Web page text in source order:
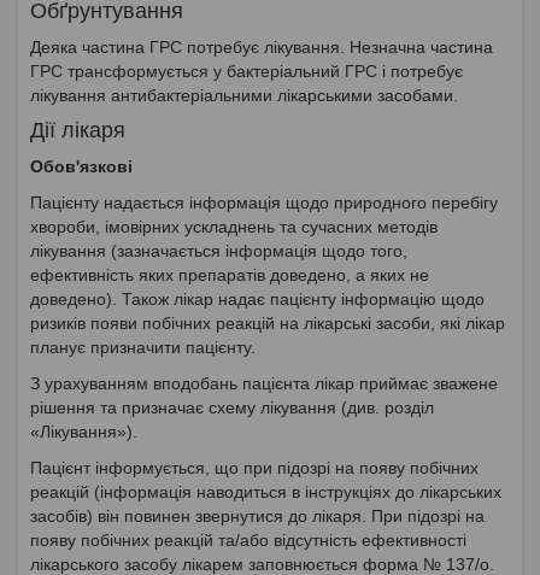
Обґрунтування
Деяка частина ГРС потребує лікування. Незначна частина
ГРС трансформується у бактеріальний ГРС і потребує
лікування антибактеріальними лікарськими засобами.
Дії лікаря
Обов'язкові
Пацієнту надається інформація щодо природного перебігу
хвороби, імовірних ускладнень та сучасних методів
лікування (зазначається інформація щодо того,
ефективність яких препаратів доведено, а яких не
доведено). Також лікар надає пацієнту інформацію щодо
ризиків появи побічних реакцій на лікарські засоби, які лікар
планує призначити пацієнту.
З урахуванням вподобань пацієнта лікар приймає зважене
рішення та призначає схему лікування (див. розділ
«Лікування»).
Пацієнт інформується, що при підозрі на появу побічних
реакцій (інформація наводиться в інструкціях до лікарських
засобів) він повинен звернутися до лікаря. При підозрі на
появу побічних реакцій та/або відсутність ефективності
лікарського засобу лікарем заповнюється форма № 137/о.